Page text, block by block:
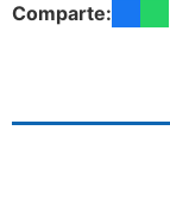
Comparte: